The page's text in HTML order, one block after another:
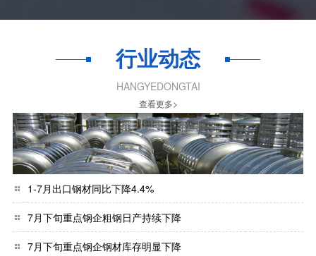
行业动态
HANGYEDONGTAI
查看更多>
1-7月出口钢材同比下降4.4%
7月下旬重点钢企粗钢日产持续下降
7月下旬重点钢企钢材库存明显下降